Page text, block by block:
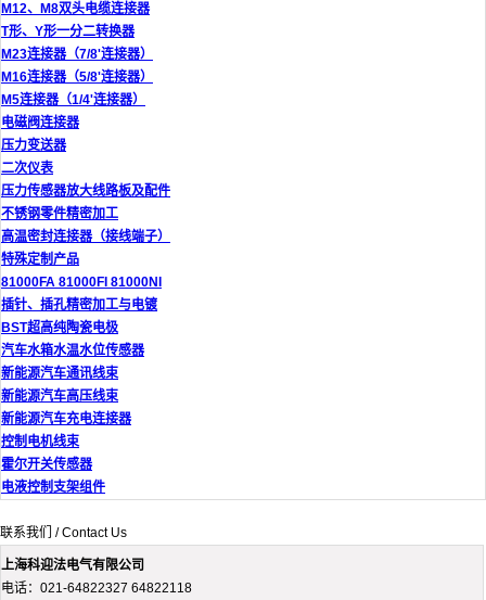
M12、M8双头电缆连接器
T形、Y形一分二转换器
M23连接器（7/8'连接器）
M16连接器（5/8'连接器）
M5连接器（1/4'连接器）
电磁阀连接器
压力变送器
二次仪表
压力传感器放大线路板及配件
不锈钢零件精密加工
高温密封连接器（接线端子）
特殊定制产品
81000FA 81000FI 81000NI
插针、插孔精密加工与电镀
BST超高纯陶瓷电极
汽车水箱水温水位传感器
新能源汽车通讯线束
新能源汽车高压线束
新能源汽车充电连接器
控制电机线束
霍尔开关传感器
电液控制支架组件
联系我们 / Contact Us
上海科迎法电气有限公司
电话：021-64822327 64822118